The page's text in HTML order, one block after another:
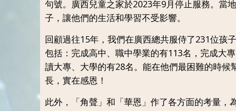
句號。廣西兒童之家於2023年9月停止服務。當
子，讓他們的生活和學習不受影響。
回顧過往15年，我們在廣西總共服侍了231位孩
包括：完成高中、職中學業的有113名，完成大
讀大專、大學的有28名。能在他們最困難的時候
長，實在感恩 ！
此外，「角聲」和「華恩」作了各方面的考量，